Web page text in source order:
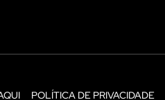
POLÍTICA DE PRIVACIDADE